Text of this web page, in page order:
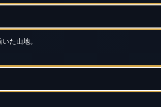
た山地。